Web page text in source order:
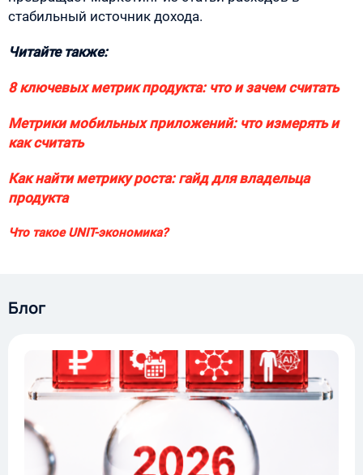
стабильный источник дохода.
Читайте также:
8 ключевых метрик продукта: что и зачем считать
Метрики мобильных приложений: что измерять и
как считать
Как найти метрику роста: гайд для владельца
продукта
Что такое UNIT-экономика?
Блог